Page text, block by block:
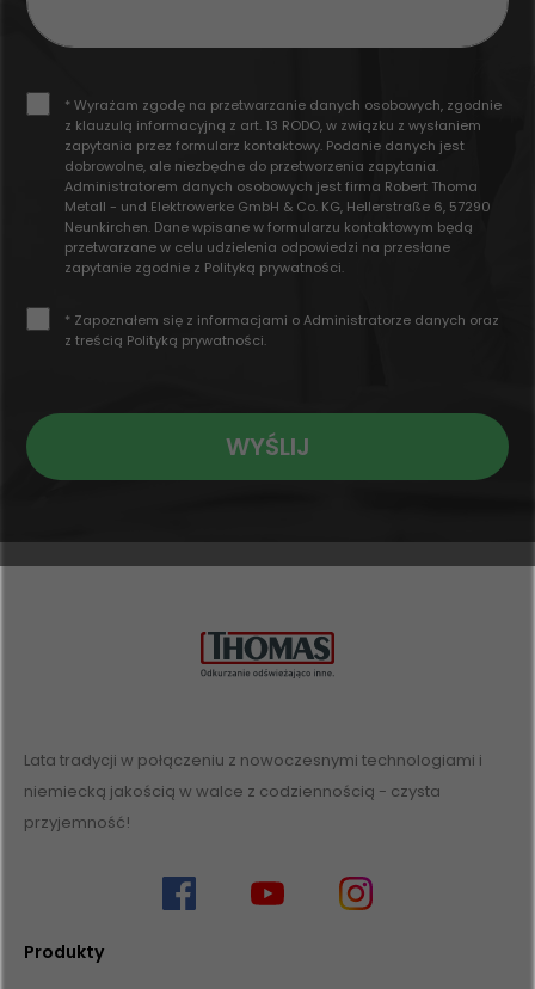
* Wyrażam zgodę na przetwarzanie danych osobowych, zgodnie
z klauzulą informacyjną z art. 13 RODO, w związku z wysłaniem
zapytania przez formularz kontaktowy. Podanie danych jest
dobrowolne, ale niezbędne do przetworzenia zapytania.
Administratorem danych osobowych jest firma Robert Thoma
Metall - und Elektrowerke GmbH & Co. KG, Hellerstraße 6, 57290
Neunkirchen. Dane wpisane w formularzu kontaktowym będą
przetwarzane w celu udzielenia odpowiedzi na przesłane
zapytanie zgodnie z Polityką prywatności.
* Zapoznałem się z informacjami o Administratorze danych oraz
z treścią Polityką prywatności.
WYŚLIJ
Lata tradycji w połączeniu z nowoczesnymi technologiami i
niemiecką jakością w walce z codziennością - czysta
przyjemność!
Produkty